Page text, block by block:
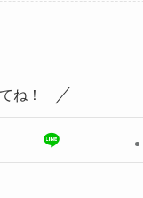
ね！